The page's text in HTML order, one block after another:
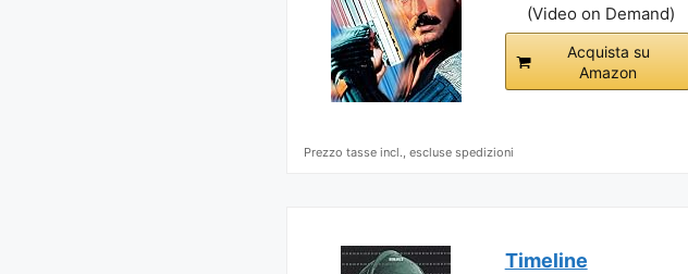
(Video on Demand)
Acquista su
Amazon
Prezzo tasse incl., escluse spedizioni
Timeline